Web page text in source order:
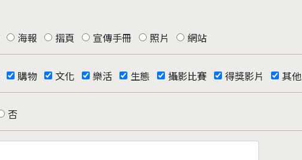
海報 摺頁 宣傳手冊 照片 網站
購物 文化 樂活 生態 攝影比賽 得獎影片 其他
否